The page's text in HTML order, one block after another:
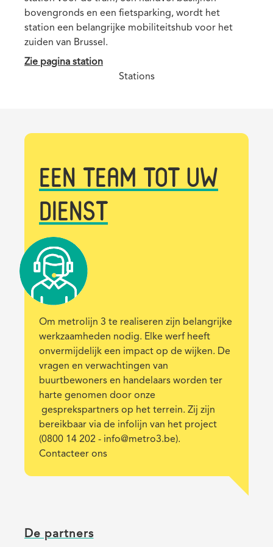
bovengronds en een fietsparking, wordt het
station een belangrijke mobiliteitshub voor het
zuiden van Brussel.
Zie pagina station
Stations
EEN TEAM TOT UW
DIENST
Description
Om metrolijn 3 te realiseren zijn belangrijke
werkzaamheden nodig. Elke werf heeft
onvermijdelijk een impact op de wijken. De
vragen en verwachtingen van
buurtbewoners en handelaars worden ter
harte genomen door onze
gesprekspartners op het terrein. Zij zijn
bereikbaar via de infolijn van het project
(0800 14 202 - info@metro3.be).
Contacteer ons
De partners